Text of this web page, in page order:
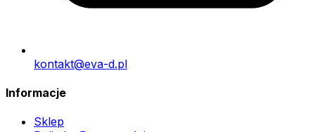
kontakt@eva-d.pl
Informacje
Sklep